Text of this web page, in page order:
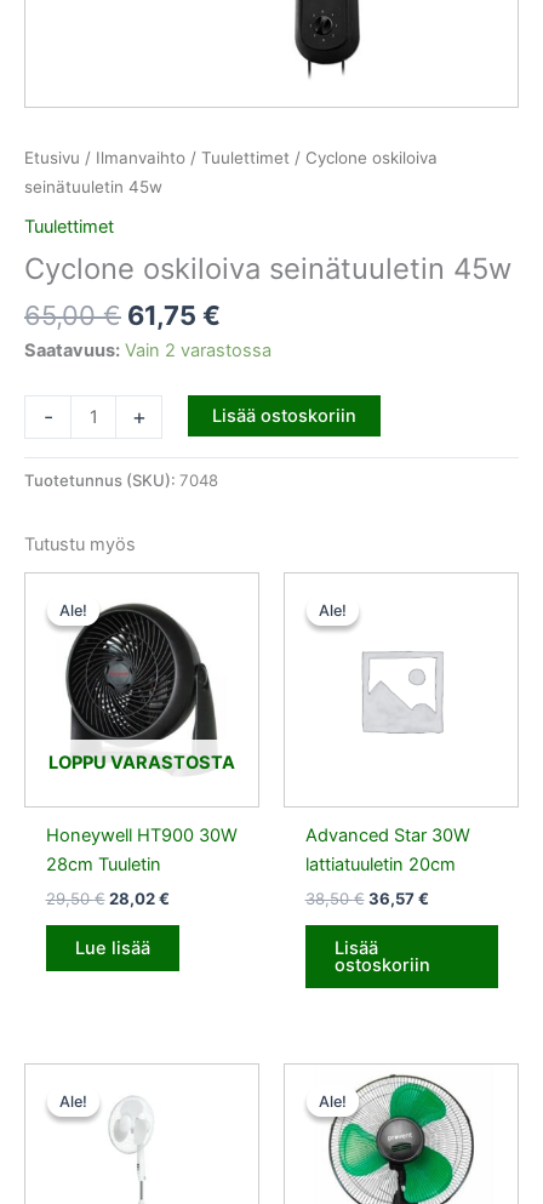
Etusivu / Ilmanvaihto / Tuulettimet / Cyclone oskiloiva
seinätuuletin 45w
Tuulettimet
Cyclone oskiloiva seinätuuletin 45w
65,00€ 61,75 €
Saatavuus: Vain 2 varastossa
- + Lisää ostoskoriin
Tuotetunnus (SKU): 7048
Tutustu myös
Ale!
LOPPU VARASTOSTA
Ale!
Honeywell HT900 30W
28cm Tuuletin
29,50€
Alkuperäinen
hinta
oli:
29,50 €.
28,02€
Nykyinen
on:
28,02 €.
Lue lisää
Ale!
Ale!
Advanced Star 30W
lattiatuuletin 20cm
38,50€
Alkuperäinen
36,57€
Nykyinen
Lisää
ostoskoriin
Ale!
Ale!
hinta
oli:
30,50 €.
Ale!
Ale!
Alkuperäinen
hinta
oli:
45,00 €.
hinta
on:
42,75 €.